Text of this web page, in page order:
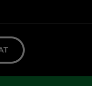
a cookies